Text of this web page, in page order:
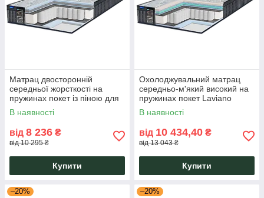
Матрац двосторонній
середньої жорсткості на
пружинах покет із піною для
ліжка Laviano Spring Relax
Eurosleep
В наявності
від 8 236 ₴
від 10 295 ₴
Купити
Охолоджувальний матрац
середньо-м'який високий на
пружинах покет Laviano
Spring Aqua Memory Gel
Eurosleep 26 см
В наявності
від 10 434,40 ₴
від 13 043 ₴
Купити
–20% –20%